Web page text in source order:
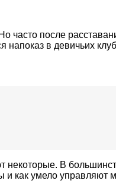
после
напоказ в девичьих
В
и как умело управляют